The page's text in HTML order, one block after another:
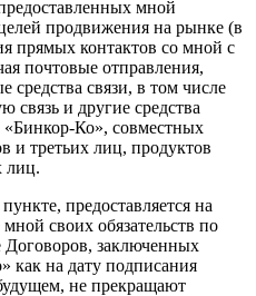
мной
продвижения на рынке (в
прямых контактов со мной с
почтовые отправления,
средства связи, в том числе
связь и другие средства
Ко», совместных
и третьих лиц, продуктов
лиц.
предоставляется на
своих обязательств по
заключенных
на дату подписания
не прекращают